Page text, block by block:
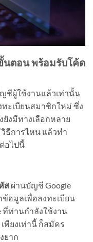
นตอน พร้อมรับโค้ด
ชีผู้ใช้งานแล้วเท่านั้น
ะเบียนสมาชิกใหม่ ซึ่ง
ยังมีทางเลือกหลาย
ธีการไหน แล้วทำ
อไปนี้
ส ผ่านบัญชี Google
อมูลเพื่อลงทะเบียน
ที่ท่านกำลังใช้งาน
พียงเท่านี้ ก็สมัคร
ยาก